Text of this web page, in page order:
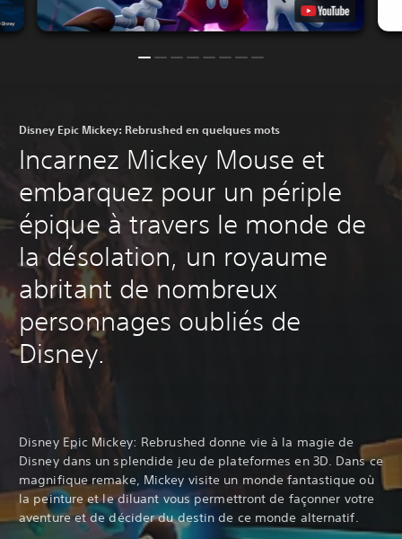
Disney Epic Mickey: Rebrushed en quelques mots
Incarnez Mickey Mouse et
embarquez pour un périple
épique à travers le monde de
la désolation, un royaume
abritant de nombreux
personnages oubliés de
Disney.
Disney Epic Mickey: Rebrushed donne vie à la magie de
Disney dans un splendide jeu de plateformes en 3D. Dans ce
magnifique remake, Mickey visite un monde fantastique où
la peinture et le diluant vous permettront de façonner votre
aventure et de décider du destin de ce monde alternatif.